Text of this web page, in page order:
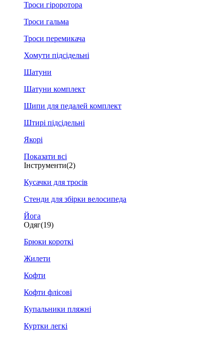
Троси гіроротора
Троси гальма
Троси перемикача
Хомути підсідельні
Шатуни
Шатуни комплект
Шипи для педалей комплект
Штирі підсідельні
Якорі
Показати всі
Інструменти(2)
Кусачки для тросів
Стенди для збірки велосипеда
Йога
Одяг(19)
Брюки короткі
Жилети
Кофти
Кофти флісові
Купальники пляжні
Куртки легкі